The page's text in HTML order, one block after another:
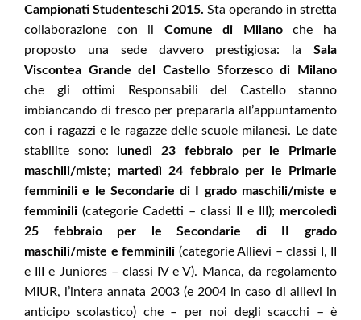
Campionati Studenteschi 2015. Sta operando in stretta
collaborazione con il Comune di Milanoche ha
proposto una sede davvero prestigiosa: la Sala
Viscontea Grande del Castello Sforzesco di Milano
che gli ottimi Responsabili del Castello stanno
imbiancando di fresco per prepararla all’appuntamento
con i ragazzi e le ragazze delle scuole milanesi. Le date
stabilite sono:
lunedì 23 febbraio per le Primarie
maschili/miste; martedì 24 febbraio per le Primarie
femminili e le Secondarie di I grado maschili/miste e
femminili (categorie Cadetti – classi II e III); mercoledì
25 febbraio per le Secondarie di II grado
maschili/miste e femminili (categorie Allievi – classi I, II
e III e Juniores – classi IV e V). Manca, da regolamento
MIUR, l’intera annata 2003 (e 2004 in caso di allievi in
anticipo scolastico) che – per noi degli scacchi – è